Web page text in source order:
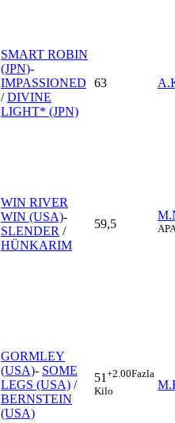
SMART ROBIN
(JPN)-
IMPASSIONED
/DIVINE
LIGHT* (JPN)
63
WIN RIVER
WIN (USA)-
SLENDER /
HÜNKARIM
59,5 AP
GORMLEY
(USA)- SOME
LEGS (USA) /
BERNSTEIN
(USA)
51+2.00Fazla
Kilo